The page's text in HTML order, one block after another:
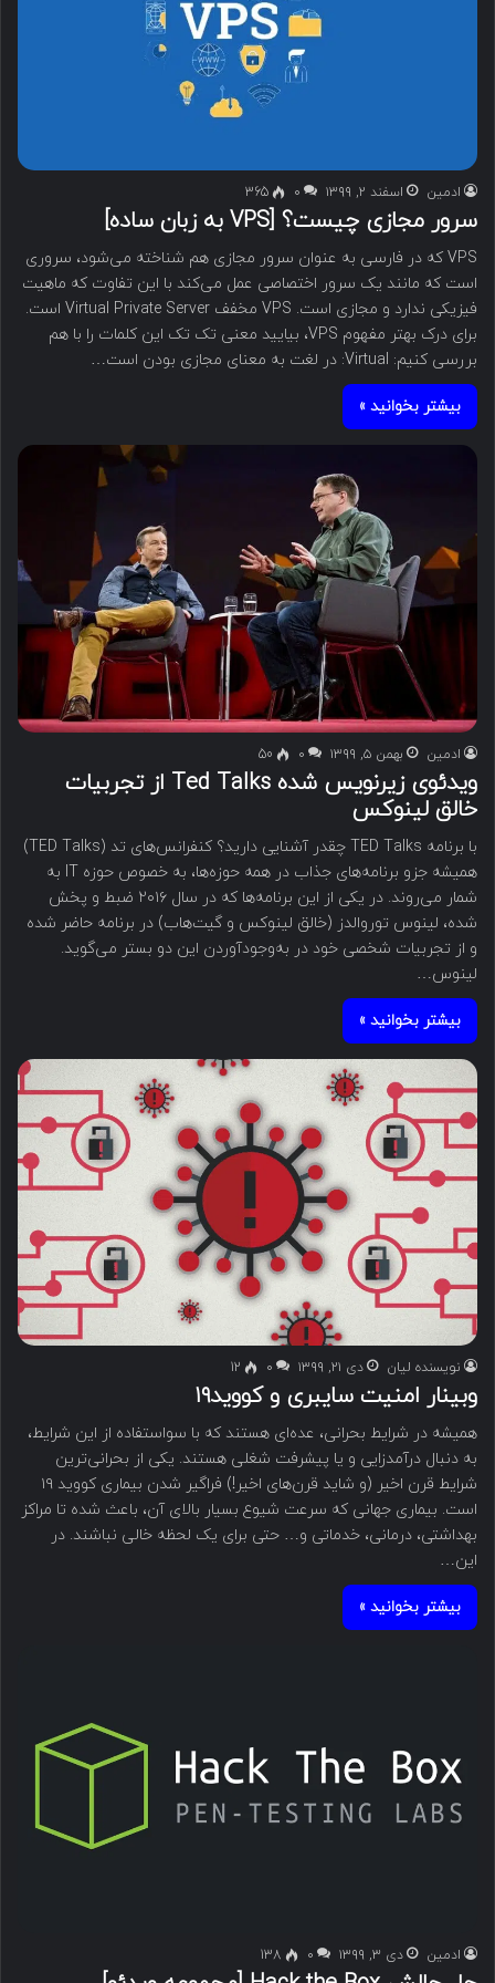
ادمین اسفند ۲, ۱۳۹۹ ۰ 365
سرور مجازی چیست؟ [VPS به زبان ساده]
VPS که در فارسی به عنوان سرور مجازی هم شناخته می‌شود، سروری
است که مانند یک سرور اختصاصی عمل می‌کند با این تفاوت که ماهیت
فیزیکی ندارد و مجازی است. VPS مخفف Virtual Private Server است.
برای درک بهتر مفهوم VPS، بیایید معنی تک تک این کلمات را با هم
بررسی کنیم: Virtual: در لغت به معنای مجازی بودن است…
بیشتر بخوانید »
ادمین بهمن ۵, ۱۳۹۹ ۰ 50
ویدئوی زیرنویس شده Ted Talks از تجربیات
خالق لینوکس
با برنامه TED Talks چقدر آشنایی دارید؟ کنفرانس‌های تد (TED Talks)
همیشه جزو برنامه‌های جذاب در همه حوزه‌ها، به خصوص حوزه IT به
شمار می‌روند. در یکی از این برنامه‌ها که در سال ۲۰۱۶ ضبط و پخش
شده، لینوس توروالدز (خالق لینوکس و گیت‌هاب) در برنامه حاضر شده
و از تجربیات شخصی خود در به‌وجودآوردن این دو بستر می‌گوید.
لینوس…
بیشتر بخوانید »
نویسنده لیان دی ۲۱, ۱۳۹۹ ۰ 12
وبینار امنیت سایبری و کووید۱۹
همیشه در شرایط بحرانی، عده‌ای هستند که با سواستفاده از این شرایط،
به دنبال درآمدزایی و یا پیشرفت شغلی هستند. یکی از بحرانی‌ترین
شرایط قرن اخیر (و شاید قرن‌های اخیر!) فراگیر شدن بیماری کووید ۱۹
است. بیماری جهانی که سرعت شیوع بسیار بالای آن، باعث شده تا مراکز
بهداشتی، درمانی، خدماتی و… حتی برای یک لحظه خالی نباشند. در
این…
بیشتر بخوانید »
ادمین دی ۳, ۱۳۹۹ ۰ 138